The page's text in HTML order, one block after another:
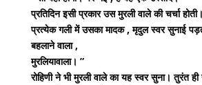
प्रतिदिन इसी प्रकार उस मुरली वाले की चर्चा
प्रत्येक गली में उसका मादक , मृदुल स्वर सुनाई
बहलाने वाला ,
मुरलियावाला। ”
रोहिणी ने भी मुरली वाले का यह स्वर सुना। तुरंत